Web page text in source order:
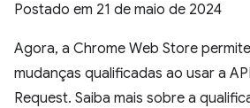
Postado em 21 de maio de 2024
Agora, a Chrome Web Store
mudanças qualificadas ao usar a
Request. Saiba mais sobre a